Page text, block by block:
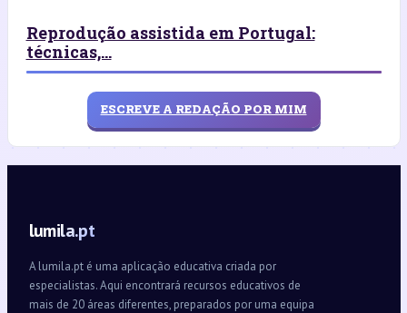
Reprodução assistida em Portugal:
técnicas,...
ESCREVE A REDAÇÃO POR MIM
lumila.pt
A lumila.pt é uma aplicação educativa criada por
especialistas. Aqui encontrará recursos educativos de
mais de 20 áreas diferentes, preparados por uma equipa